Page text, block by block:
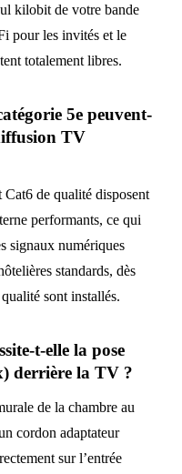
kilobit de votre bande
pour les invités et le
totalement libres.
5e peuvent-
TV
de qualité disposent
performants, ce qui
signaux numériques
standards, dès
sont installés.
t-elle la pose
derrière la TV ?
de la chambre au
cordon adaptateur
sur l’entrée